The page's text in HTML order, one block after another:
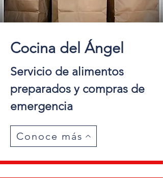
Cocina del Ángel
Servicio de alimentos
preparados y compras de
emergencia
Conoce más